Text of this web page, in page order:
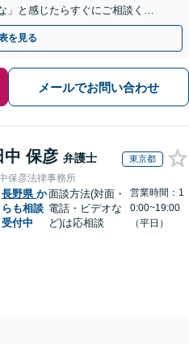
」と感じたらすぐにご相談くだ
を見る
メールでお問い合わせ
中 保彦 弁護士 東京都
保彦法律事務所
長野県 か
らも相談
受付中
面談方法(対面・
電話・ビデオな
ど)は応相談
営業時間：1
0:00~19:00
（平日）